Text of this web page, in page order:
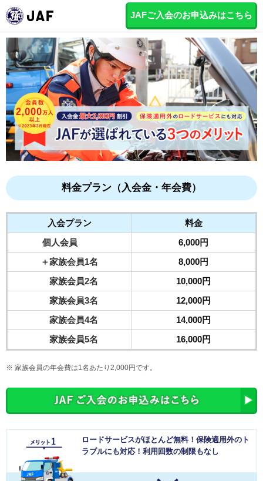
JAFご入会のお申込みはこちら
料金プラン（入会金・年会費）
入会プラン
料金
個人会員
6,000円
＋家族会員1名
8,000円
家族会員2名
10,000円
家族会員3名
12,000円
家族会員4名
14,000円
家族会員5名
16,000円
家族会員の年会費は1名あたり2,000円です。
ロードサービスがほとんど無料！保険適用外のト
ラブルにも対応！利用回数の制限もなし